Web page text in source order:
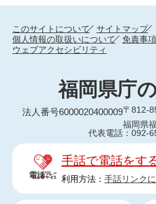
このサイトについて
サイトマップ
個人情報の取扱いについて
免責事
ウェブアクセシビリティ
福岡県庁
法人番号6000020400009〒812-
福岡県
代表電話：092-
手話で電話をす
利用方法： 手話リンク